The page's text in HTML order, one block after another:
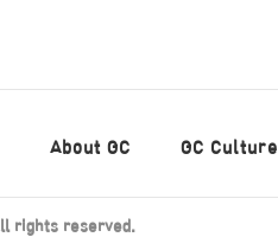
About GC GC Culture
rights reserved.